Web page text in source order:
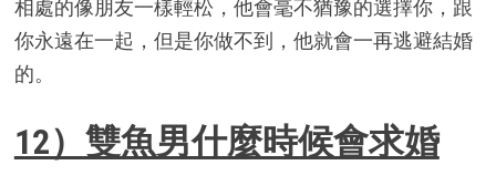
相處的像朋友一樣輕松，他會毫不猶豫的選擇你，跟
你永遠在一起，但是你做不到，他就會一再逃避結婚
的。
12）雙魚男什麼時候會求婚